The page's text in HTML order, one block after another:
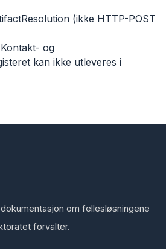
(ikke HTTP-POST
og
kan ikke utleveres i
om fellesløsningene
forvalter.